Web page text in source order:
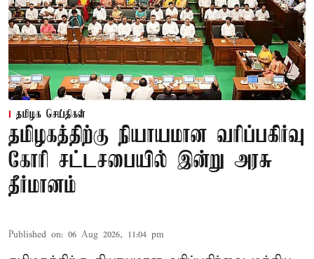
தமிழக செய்திகள்
தமிழகத்திற்கு நியாயமான வரிப்பகிர்வு
கோரி சட்டசபையில் இன்று அரசு
தீர்மானம்
Published on: 06 Aug 2026, 11:04 pm